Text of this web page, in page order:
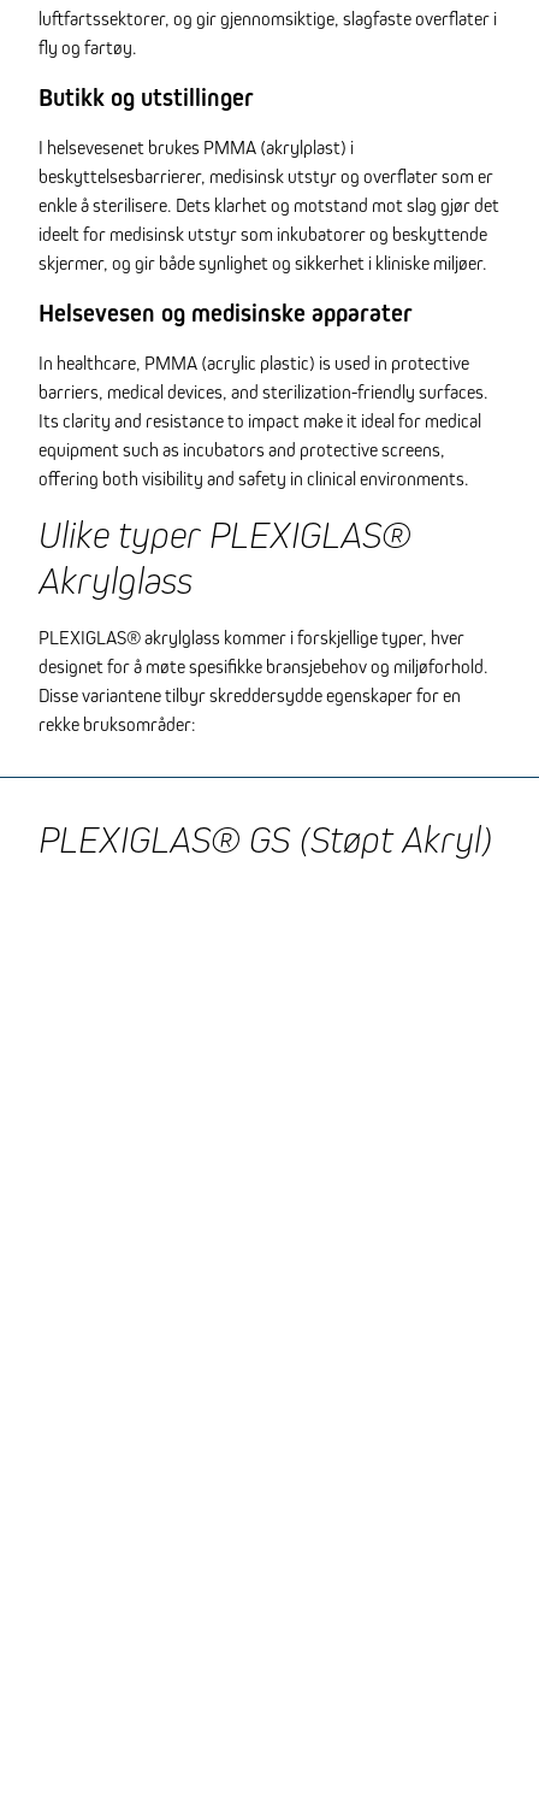
luftfartssektorer, og gir gjennomsiktige, slagfaste overflater i
fly og fartøy.
Butikk og utstillinger
I helsevesenet brukes PMMA (akrylplast) i
beskyttelsesbarrierer, medisinsk utstyr og overflater som er
enkle å sterilisere. Dets klarhet og motstand mot slag gjør det
ideelt for medisinsk utstyr som inkubatorer og beskyttende
skjermer, og gir både synlighet og sikkerhet i kliniske miljøer.
Helsevesen og medisinske apparater
In healthcare, PMMA (acrylic plastic) is used in protective
barriers, medical devices, and sterilization-friendly surfaces.
Its clarity and resistance to impact make it ideal for medical
equipment such as incubators and protective screens,
offering both visibility and safety in clinical environments.
Ulike typer PLEXIGLAS®
Akrylglass
PLEXIGLAS® akrylglass kommer i forskjellige typer, hver
designet for å møte spesifikke bransjebehov og miljøforhold.
Disse variantene tilbyr skreddersydde egenskaper for en
rekke bruksområder:
PLEXIGLAS® GS (Støpt Akryl)